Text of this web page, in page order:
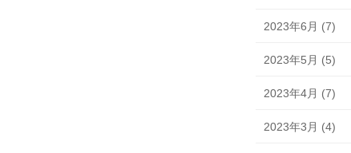
2023年6月 (7)
2023年5月 (5)
2023年4月 (7)
2023年3月 (4)